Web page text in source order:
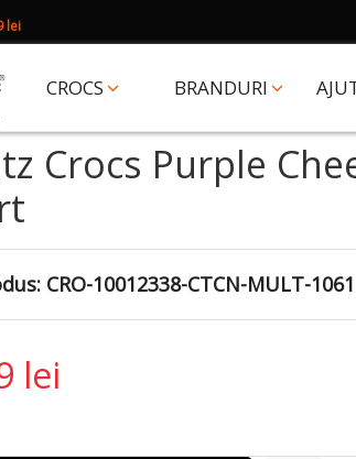
CROCS BRANDURI
lei
lei cu codul: JIBBITZ
Crocs Purple
CRO-10012338-CTCN-MULT-1061
lei